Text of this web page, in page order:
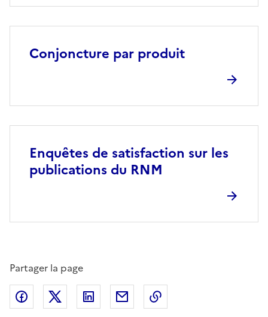
Conjoncture par produit
Enquêtes de satisfaction sur les
publications du RNM
Partager la page
Partager sur Facebook
Partager sur X (anciennement Twitter)
Partager sur LinkedIn
Partager par email